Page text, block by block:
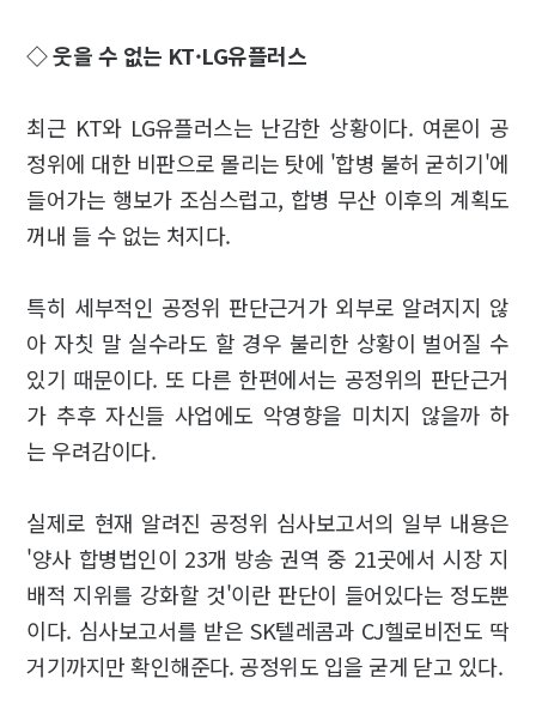
◇ 웃을 수 없는 KT·LG유플러스
최근 KT와 LG유플러스는 난감한 상황이다. 여론이 공
정위에 대한 비판으로 몰리는 탓에 '합병 불허 굳히기'에
들어가는 행보가 조심스럽고, 합병 무산 이후의 계획도
꺼내 들 수 없는 처지다.
특히 세부적인 공정위 판단근거가 외부로 알려지지 않
아 자칫 말 실수라도 할 경우 불리한 상황이 벌어질 수
있기 때문이다. 또 다른 한편에서는 공정위의 판단근거
가 추후 자신들 사업에도 악영향을 미치지 않을까 하
는 우려감이다.
실제로 현재 알려진 공정위 심사보고서의 일부 내용은
'양사 합병법인이 23개 방송 권역 중 21곳에서 시장 지
배적 지위를 강화할 것'이란 판단이 들어있다는 정도뿐
이다. 심사보고서를 받은 SK텔레콤과 CJ헬로비전도 딱
거기까지만 확인해준다. 공정위도 입을 굳게 닫고 있다.